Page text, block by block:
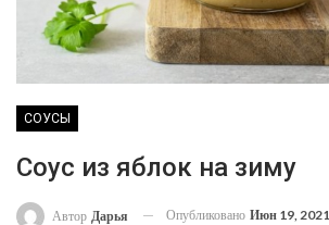
СОУСЫ
Соус из яблок на зиму
Автор Дарья Опубликовано Июн 19, 2021